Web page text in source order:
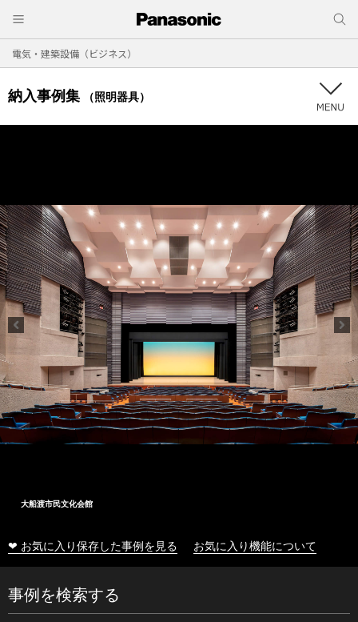
電気・建築設備（ビジネス）
納入事例集 （照明器具）
大船渡市民文化会館
❤ お気に入り保存した事例を見る お気に入り機能について
事例を検索する